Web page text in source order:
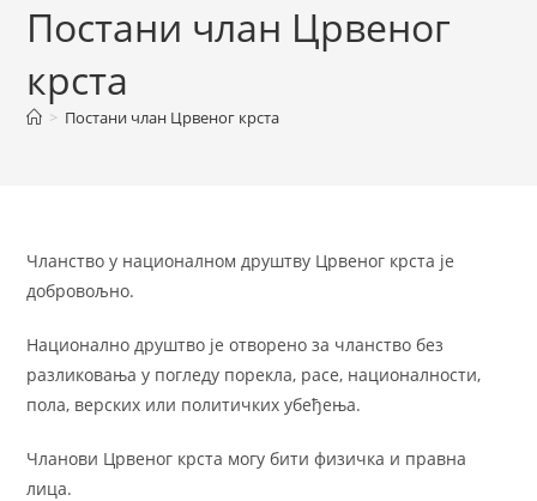
Постани члан Црвеног
крста
> Постани члан Црвеног крста
Чланство у националном друштву Црвеног крста је
добровољно.
Национално друштво је отворено за чланство без
разликовања у погледу порекла, расе, националности,
пола, верских или политичких убеђења.
Чланови Црвеног крста могу бити физичка и правна
лица.